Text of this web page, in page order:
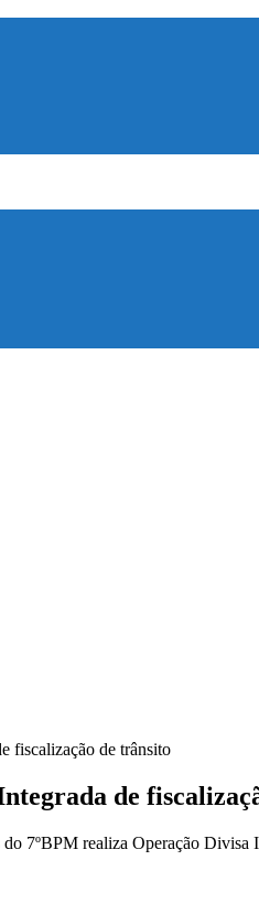
fiscalização de trânsito
de
7ºBPM realiza Operação Divisa